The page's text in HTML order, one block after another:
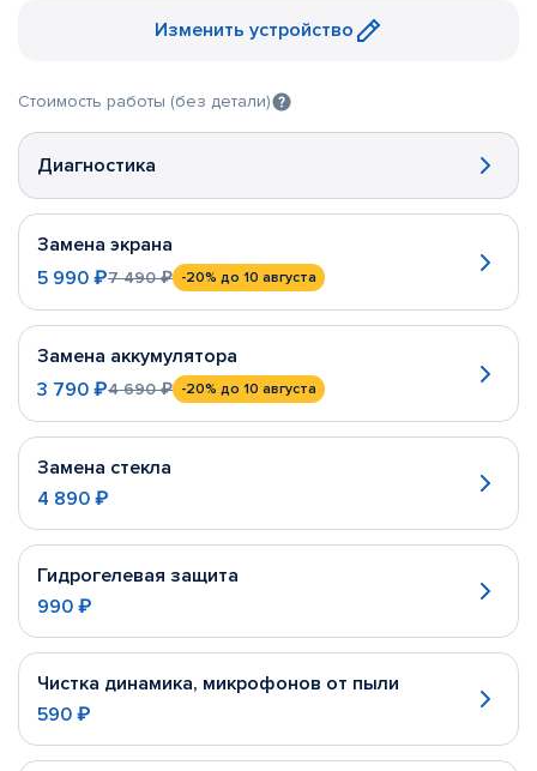
Изменить устройство
Стоимость работы (без детали)
Диагностика
Замена экрана
5 990 ₽7 490 ₽ -20% до 10 августа
Замена аккумулятора
3 790 ₽4 690 ₽ -20% до 10 августа
Замена стекла
4 890 ₽
Гидрогелевая защита
990 ₽
Чистка динамика, микрофонов от пыли
590 ₽